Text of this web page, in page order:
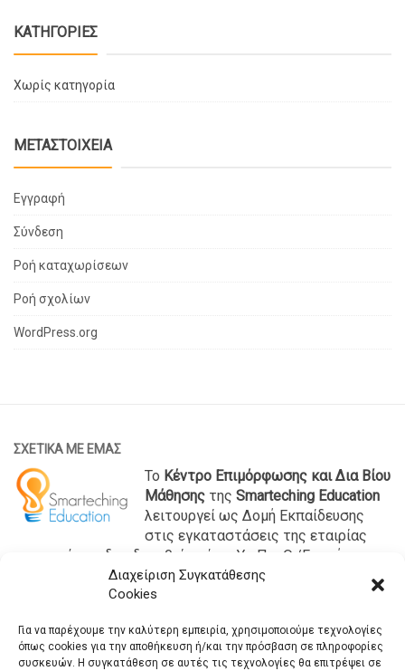
Διαχείριση Συγκατάθεσης
Cookies
Για να παρέχουμε την καλύτερη εμπειρία, χρησιμοποιούμε τεχνολογίες
όπως cookies για την αποθήκευση ή/και την πρόσβαση σε πληροφορίες
συσκευών. Η συγκατάθεση σε αυτές τις τεχνολογίες θα επιτρέψει σε
KΑΤΗΓΟΡΊΕΣ
Χωρίς κατηγορία
ΜΕΤΑΣΤΟΙΧΕΊΑ
Εγγραφή
Σύνδεση
Ροή καταχωρίσεων
Ροή σχολίων
WordPress.org
ΣΧΕΤΙΚΑ ΜΕ ΕΜΑΣ
Το Κέντρο Επιμόρφωσης και Δια Βίου
Μάθησης της Smarteching Education
λειτουργεί ως Δομή Εκπαίδευσης
στις εγκαταστάσεις της εταιρίας
μας και έχει αδειοδοτηθεί από το Υπ.Παι.Θ./Γενική
Γραμματεία Επαγγελματικής Εκπαίδευσης, Κατάρτισης
και Δια Βίου Μάθησης με κωδικό 201069353.
ΒΡΕΙΤΕ ΜΑΣ
Βέροια: